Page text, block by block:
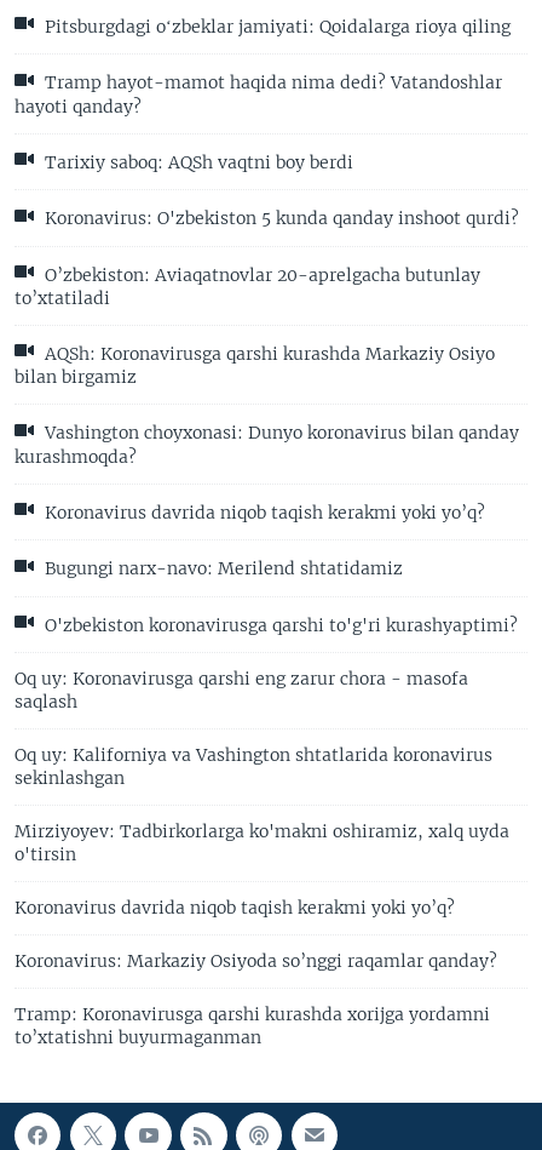
Pitsburgdagi oʻzbeklar jamiyati: Qoidalarga rioya qiling
Tramp hayot-mamot haqida nima dedi? Vatandoshlar
hayoti qanday?
Tarixiy saboq: AQSh vaqtni boy berdi
Koronavirus: O'zbekiston 5 kunda qanday inshoot qurdi?
O’zbekiston: Aviaqatnovlar 20-aprelgacha butunlay
to’xtatiladi
AQSh: Koronavirusga qarshi kurashda Markaziy Osiyo
bilan birgamiz
Vashington choyxonasi: Dunyo koronavirus bilan qanday
kurashmoqda?
Koronavirus davrida niqob taqish kerakmi yoki yo’q?
Bugungi narx-navo: Merilend shtatidamiz
O'zbekiston koronavirusga qarshi to'g'ri kurashyaptimi?
Oq uy: Koronavirusga qarshi eng zarur chora - masofa
saqlash
Oq uy: Kaliforniya va Vashington shtatlarida koronavirus
sekinlashgan
Mirziyoyev: Tadbirkorlarga ko'makni oshiramiz, xalq uyda
o'tirsin
Koronavirus davrida niqob taqish kerakmi yoki yo’q?
Koronavirus: Markaziy Osiyoda so’nggi raqamlar qanday?
Tramp: Koronavirusga qarshi kurashda xorijga yordamni
to’xtatishni buyurmaganman